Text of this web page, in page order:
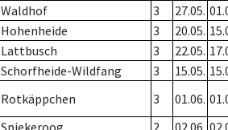
Waldhof 3 27.05.
Hohenheide 3 20.05.
Lattbusch 3 22.05.
Schorfheide-Wildfang 3 15.05.
Rotkäppchen 3 01.06.